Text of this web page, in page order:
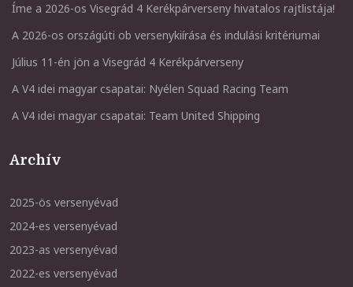
Íme a 2026-os Visegrád 4 Kerékpárverseny hivatalos rajtlistája!
A 2026-os országúti ob versenykiírása és indulási kritériumai
Július 11-én jön a Visegrád 4 Kerékpárverseny
A V4 idei magyar csapatai: Nyélen Squad Racing Team
A V4 idei magyar csapatai: Team United Shipping
Archív
2025-ös versenyévad
2024-es versenyévad
2023-as versenyévad
2022-es versenyévad